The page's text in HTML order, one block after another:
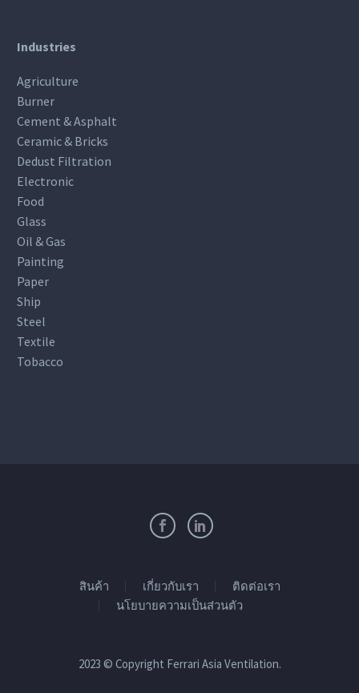
Industries
Agriculture
Burner
Cement & Asphalt
Ceramic & Bricks
Dedust Filtration
Electronic
Food
Glass
Oil & Gas
Painting
Paper
Ship
Steel
Textile
Tobacco
สินค้า เกี่ยวกับเรา
ติดต่อเรา
นโยบายความเป็นส่วนตัว
2023 © Copyright Ferrari Asia Ventilation.